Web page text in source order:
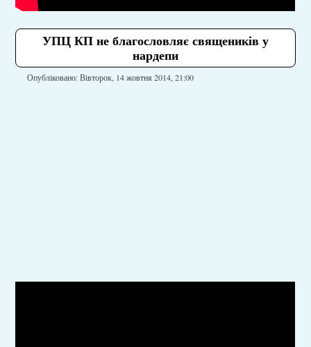
УПЦ КП не благословляє священиків у
нардепи
Опубліковано: Вівторок, 14 жовтня 2014, 21:00